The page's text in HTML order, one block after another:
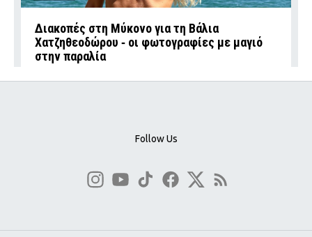
Διακοπές στη Μύκονο για τη Βάλια
Χατζηθεοδώρου ‑ οι φωτογραφίες με μαγιό
στην παραλία
Follow Us